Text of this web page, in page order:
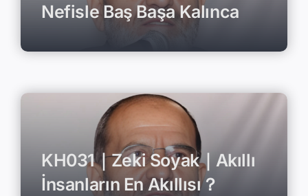
Nefisle Baş Başa Kalınca
KH031｜Zeki Soyak｜Akıllı
İnsanların En Akıllısı？